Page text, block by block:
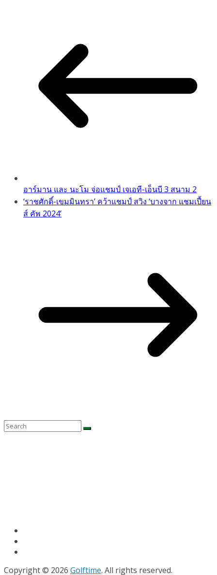
อาร์มาน และ นะโม จ่อแชมป์ เจเอที-เอ็นบี 3 สนาม 2
‘ราชศักดิ์-เขมมินทรา’ คว้าแชมป์ สวิง ‘บางจาก แชมเปี้ยน
ส์ คัพ 2024’
Copyright © 2026 Golftime. All rights reserved.